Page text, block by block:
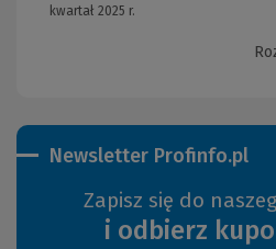
Newsletter Profinfo.pl
Zapisz się do
i odbierz
kwartał 2025 r.